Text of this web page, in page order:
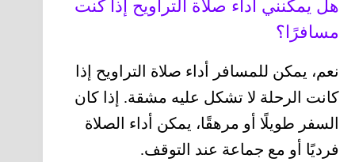
هل يمكنني أداء صلاة التراويح إذا كنت
مسافرًا؟
نعم، يمكن للمسافر أداء صلاة التراويح إذا
كانت الرحلة لا تشكل عليه مشقة. إذا كان
السفر طويلًا أو مرهقًا، يمكن أداء الصلاة
فرديًا أو مع جماعة عند التوقف.